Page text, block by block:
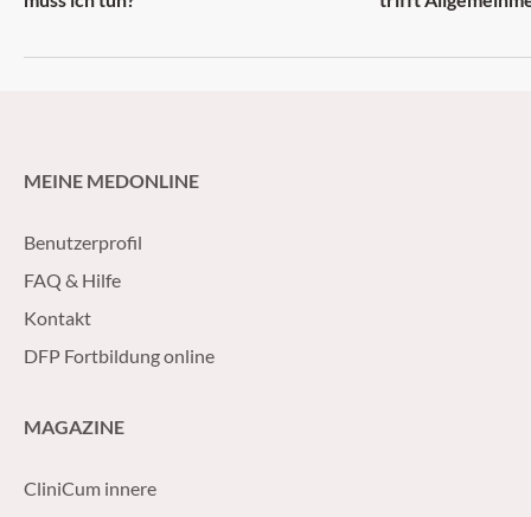
MEINE MEDONLINE
Benutzerprofil
FAQ & Hilfe
Kontakt
DFP Fortbildung online
MAGAZINE
CliniCum innere